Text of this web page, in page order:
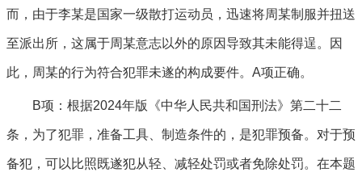
而，由于李某是国家一级散打运动员，迅速将周某制服并扭送
至派出所，这属于周某意志以外的原因导致其未能得逞。因
此，周某的行为符合犯罪未遂的构成要件。A项正确。
B项：根据2024年版《中华人民共和国刑法》第二十二
条，为了犯罪，准备工具、制造条件的，是犯罪预备。对于预
备犯，可以比照既遂犯从轻、减轻处罚或者免除处罚。在本题